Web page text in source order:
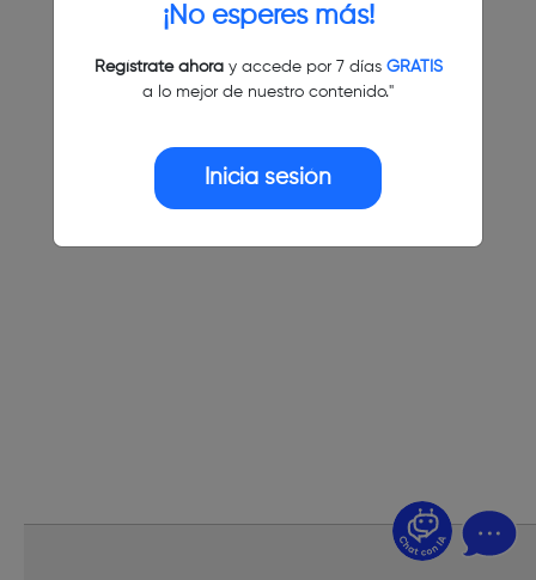
¡No esperes más!
Regístrate ahoray accede por 7 días GRATIS
a lo mejor de nuestro contenido."
Inicia sesión